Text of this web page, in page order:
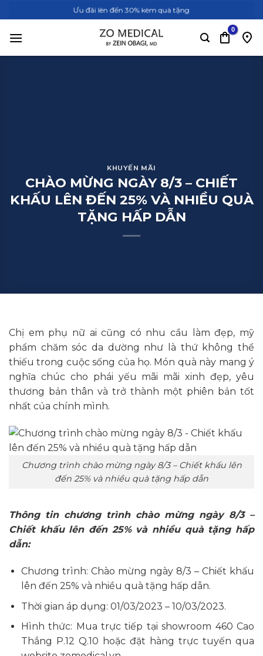
qua
nội
Ưu đãi lên đến 30% kèm quà tặng
KHUYẾN MÃI
CHÀO MỪNG NGÀY 8/3 – CHIẾT
KHẤU LÊN ĐẾN 25% VÀ NHIỀU QUÀ
TẶNG HẤP DẪN
Chị em phụ nữ ai cũng có nhu cầu làm đẹp, mỹ
phẩm chăm sóc da dường như là thứ không thể
thiếu trong cuộc sống của họ. Món quà này mang ý
nghĩa chúc cho phái yếu mãi mãi xinh đẹp, yêu
thương bản thân và trở thành một phiên bản tốt
nhất của chính mình.
Chương trình chào mừng ngày 8/3 – Chiết khấu lên
đến 25% và nhiều quà tặng hấp dẫn
Thông tin chương trình chào mừng ngày 8/3 –
Chiết khấu lên đến 25% và nhiều quà tặng hấp
dẫn:
Chương trình: Chào mừng ngày 8/3 – Chiết khấu
lên đến 25% và nhiều quà tặng hấp dẫn.
Thời gian áp dụng: 01/03/2023 – 10/03/2023.
Hình thức: Mua trực tiếp tại showroom 460 Cao
Thắng P.12 Q.10 hoặc đặt hàng trực tuyến qua